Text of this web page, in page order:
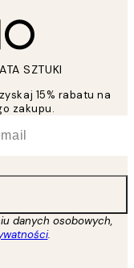
SZTUKI
15% rabatu na
zakupu.
danych osobowych,
.